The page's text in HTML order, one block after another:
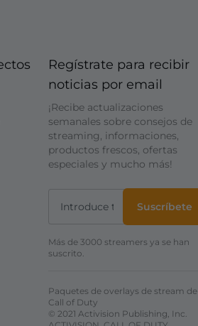
Regístrate para recibir
noticias por email
¡Recibe actualizaciones
semanales sobre consejos de
streaming, informaciones,
productos frescos, ofertas
especiales y mucho más!
Suscríbete
Más de 3000 streamers ya se han
suscrito.
Paquetes de overlays de stream de
Call of Duty
© 2021 Activision Publishing, Inc.